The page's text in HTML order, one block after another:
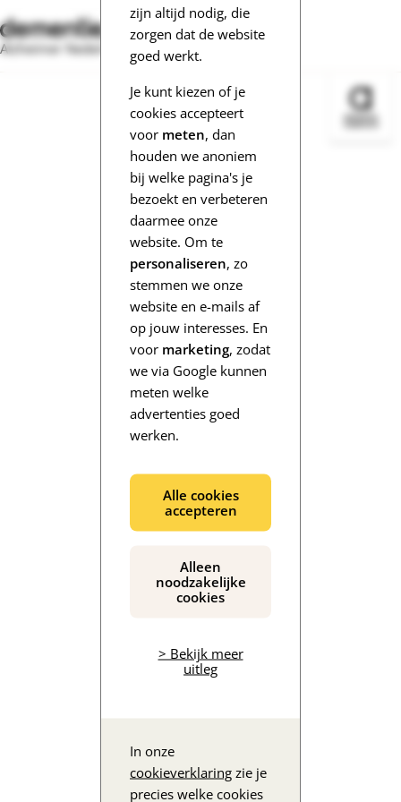
zijn altijd nodig, die
zorgen dat de website
goed werkt.
Je kunt kiezen of je
cookies accepteert
voor meten, dan
houden we anoniem
bij welke pagina's je
bezoekt en verbeteren
daarmee onze
website. Om te
personaliseren, zo
stemmen we onze
website en e-mails af
op jouw interesses. En
voor marketing, zodat
we via Google kunnen
meten welke
advertenties goed
werken.
Alle cookies
accepteren
Alleen
noodzakelijke
cookies
> Bekijk meer
uitleg
In onze
cookieverklaring zie je
precies welke cookies
Alzheimer Nederland
De inhoud wordt geladen...